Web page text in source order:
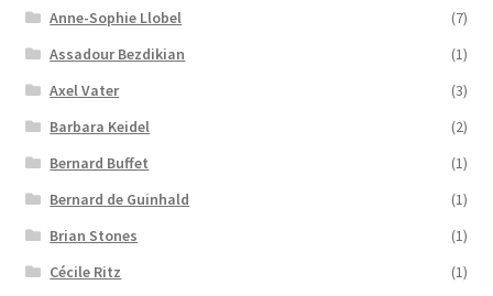
Anne-Sophie Llobel
(7)
Assadour Bezdikian
(1)
Axel Vater
(3)
Barbara Keidel
(2)
Bernard Buffet
(1)
Bernard de Guinhald
(1)
Brian Stones
(1)
Cécile Ritz
(1)